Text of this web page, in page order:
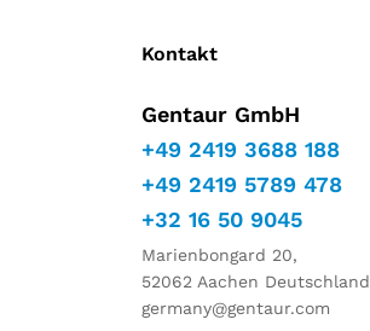
Kontakt
Gentaur GmbH
+49 2419 3688 188
+49 2419 5789 478
+32 16 50 9045
Marienbongard 20,
52062 Aachen Deutschland
germany@gentaur.com